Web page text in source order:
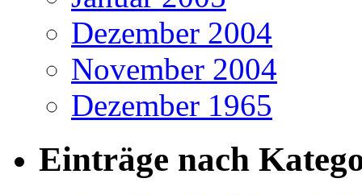
Dezember 2004
November 2004
Dezember 1965
Einträge nach